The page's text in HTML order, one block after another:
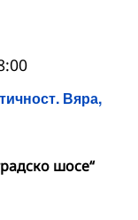
Вяра,
шосе“